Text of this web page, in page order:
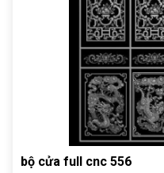
bộ cửa full cnc 556